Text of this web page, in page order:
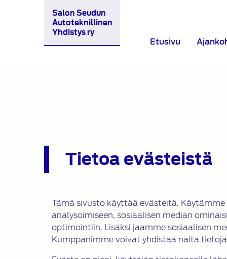
Salon Seudun
Autoteknillinen
Yhdistys ry
Etusivu
Tietoa evästeistä
Tämä sivusto käyttää evästeitä.
analysoimiseen, sosiaalisen median
optimointiin. Lisäksi jaamme sosiaalisen
Kumppanimme voivat yhdistää näitä